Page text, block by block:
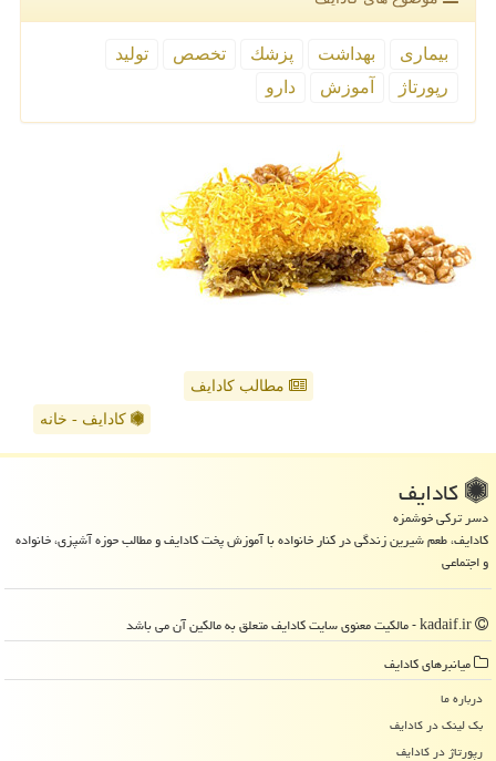
بیماری بهداشت پزشك تخصص
تولید
رپورتاژ
آموزش دارو
مطالب کادایف
کادایف - خانه
كادایف
دسر ترکی خوشمزه
کادایف، طعم شیرین زندگی در کنار خانواده با آموزش پخت کادایف و مطالب حوزه آشپزی، خانواده
و اجتماعی
میانبرهای كادایف
درباره ما
بک لینک در كادایف
رپورتاژ در كادایف